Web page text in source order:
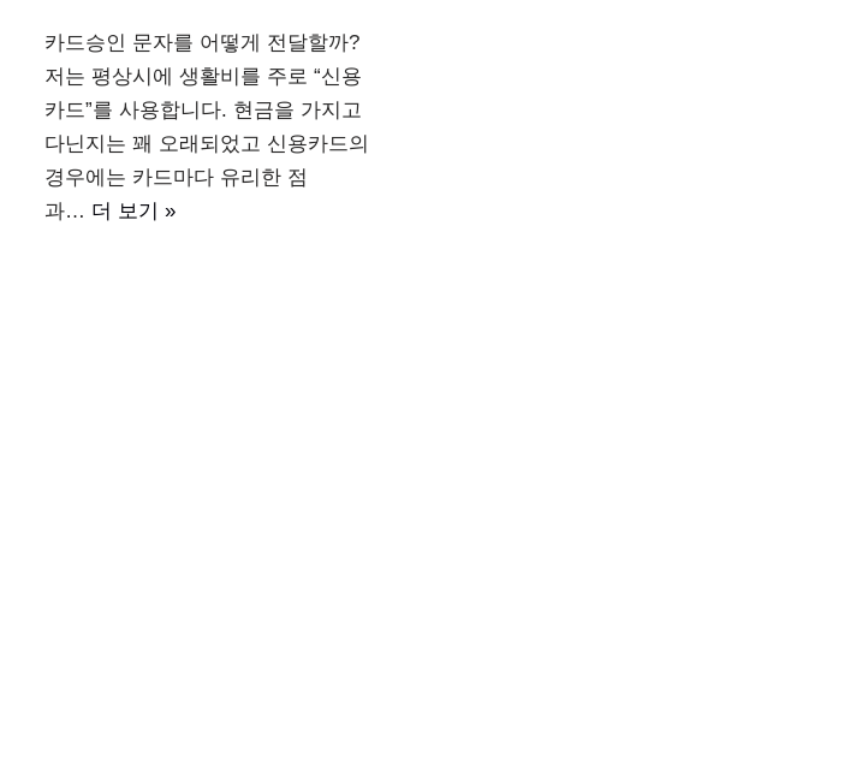
카드승인 문자를 어떻게 전달할까?
저는 평상시에 생활비를 주로 “신용
카드”를 사용합니다. 현금을 가지고
다닌지는 꽤 오래되었고 신용카드의
경우에는 카드마다 유리한 점
과… 더 보기 »